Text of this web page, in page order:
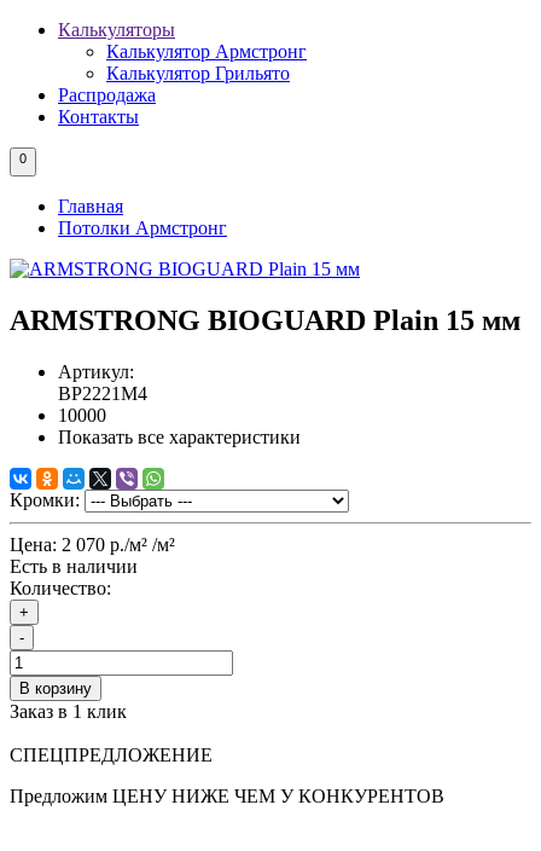
Калькуляторы
Калькулятор Армстронг
Калькулятор Грильято
Распродажа
Контакты
0
Главная
Потолки Армстронг
ARMSTRONG BIOGUARD Plain 15 мм
Артикул:
BP2221M4
10000
Показать все характеристики
Кромки:
Цена: 2 070 р./м² /м²
Есть в наличии
Количество:
+
-
В корзину
Заказ в 1 клик
СПЕЦПРЕДЛОЖЕНИЕ
Предложим ЦЕНУ НИЖЕ ЧЕМ У КОНКУРЕНТОВ